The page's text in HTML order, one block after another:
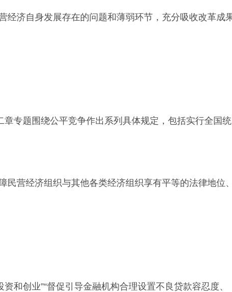
济自身发展存在的问题和薄弱环节，充分吸收改革成
专题围绕公平竞争作出系列具体规定，包括实行全国统
营经济组织与其他各类经济组织享有平等的法律地位
创业”“督促引导金融机构合理设置不良贷款容忍度、